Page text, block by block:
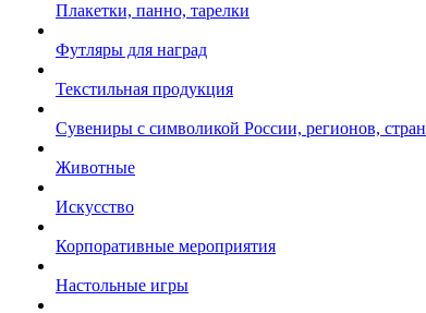
Плакетки, панно, тарелки
Футляры для наград
Текстильная продукция
Сувениры с символикой России, регионов, стран
Животные
Искусство
Корпоративные мероприятия
Настольные игры